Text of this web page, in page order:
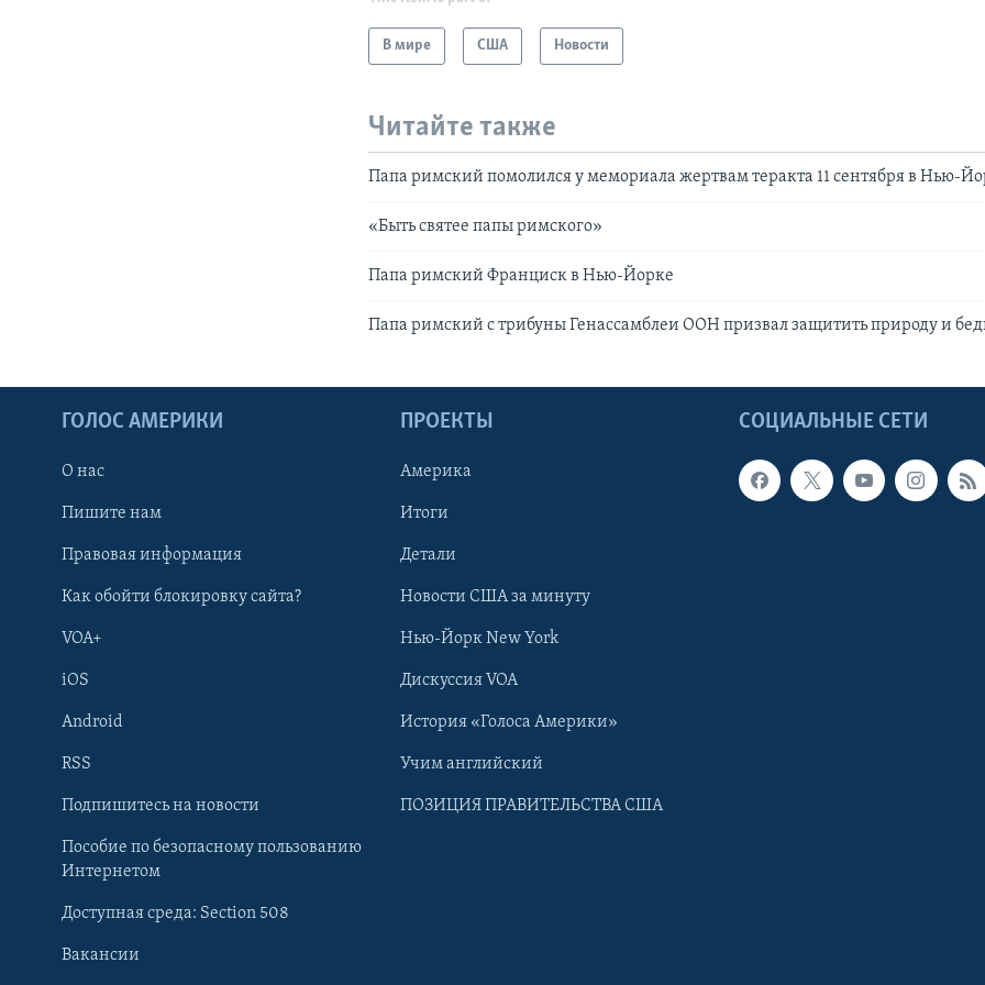
Learning English
В мире США Новости
Читайте также
Папа римский помолился у мемориала жертвам теракта 11 сентября в Нью-
«Быть святее папы римского»
Папа римский Франциск в Нью-Йорке
Папа римский с трибуны Генассамблеи ООН призвал защитить природу и
СОЦИАЛЬНЫЕ СЕТИ
ГОЛОС АМЕРИКИ
О нас
Пишите нам
Правовая информация
Как обойти блокировку сайта?
VOA+
iOS
Android
RSS
Подпишитесь на новости
Пособие по безопасному пользованию
Интернетом
Доступная среда: Section 508
Вакансии
ПРОЕКТЫ
Америка
Итоги
Детали
Новости США за минуту
Нью-Йорк New York
Дискуссия VOA
История «Голоса Америки»
Учим английский
ПОЗИЦИЯ ПРАВИТЕЛЬСТВА США